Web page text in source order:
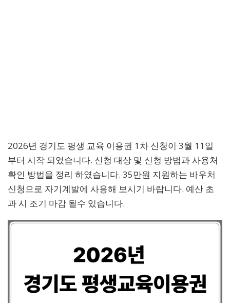
2026년 경기도 평생 교육 이용권 1차 신청이 3월 11일
부터 시작 되었습니다. 신청 대상 및 신청 방법과 사용처
확인 방법을 정리 하였습니다. 35만원 지원하는 바우처
신청으로 자기계발에 사용해 보시기 바랍니다. 예산 초
과 시 조기 마감 될수 있습니다.